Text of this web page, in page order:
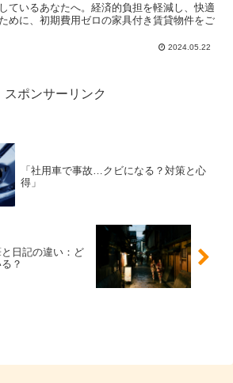
ているあなたへ。経済的負担を軽減し、快適
めに、初期費用ゼロの家具付き賃貸物件をご
2024.05.22
スポンサーリンク
「社用車で事故…クビになる？対策と心
得」
日記の違い：ど
？